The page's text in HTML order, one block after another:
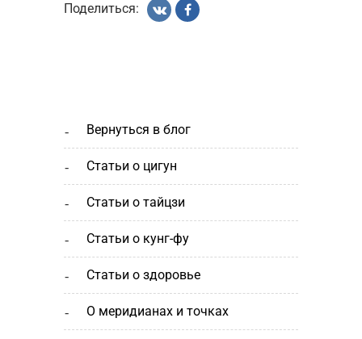
вернуться в блог
статьи о цигун
статьи о тайцзи
статьи о кунг-фу
статьи о здоровье
о меридианах и точках
Поделиться: